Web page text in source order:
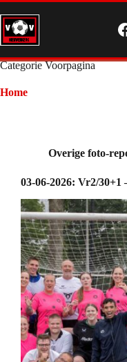
Ga
naar
de
inhoud
CategorieVoorpagina
Home
Overige foto-
03-06-2026: Vr2/30+1